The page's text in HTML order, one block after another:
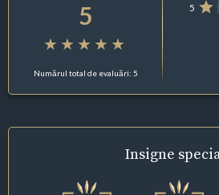
5
Numărul total de evaluări: 5
5
Insigne